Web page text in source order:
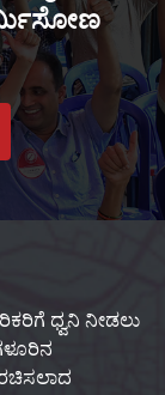
ಧ್ವನಿ ನೀಡಲು